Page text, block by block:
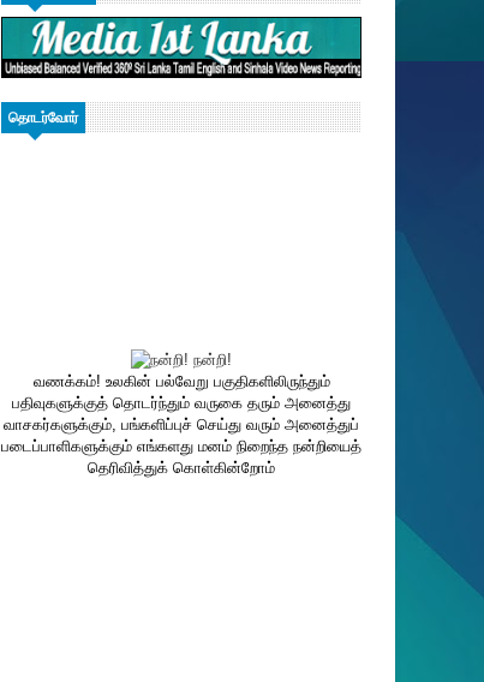
தொடர்வோர்
வணக்கம்! உலகின் பல்வேறு பகுதிகளிலிருந்தும்
பதிவுகளுக்குத் தொடர்ந்தும் வருகை தரும் அனைத்து
வாசகர்களுக்கும், பங்களிப்புச் செய்து வரும் அனைத்துப்
படைப்பாளிகளுக்கும் எங்களது மனம் நிறைந்த நன்றியைத்
தெரிவித்துக் கொள்கின்றோம்